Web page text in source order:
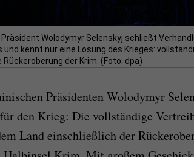
Präsident Wolodymyr Selenskyj schließt
und kennt nur eine Lösung des Krieges:
Rückeroberung der Krim. (Foto: dpa)
Präsidenten Wolodymyr
den Krieg: Die vollständige
Land einschließlich der